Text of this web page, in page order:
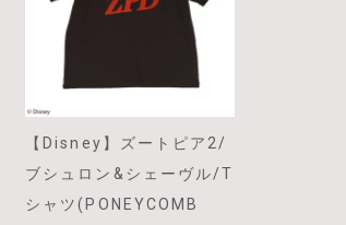
【Disney】ズートピア2/
ブシュロン&シェーヴル/T
シャツ(PONEYCOMB